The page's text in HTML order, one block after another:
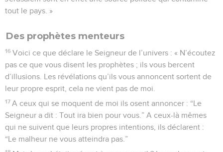
tout le pays. »
Des prophètes menteurs
16 Voici ce que déclare le Seigneur de l’univers : « N’écoutez
pas ce que vous disent les prophètes ; ils vous bercent
d’illusions. Les révélations qu’ils vous annoncent sortent de
leur propre esprit, cela ne vient pas de moi.
17 A ceux qui se moquent de moi ils osent annoncer : “Le
Seigneur a dit : Tout ira bien pour vous.” A ceux-là mêmes
qui ne suivent que leurs propres intentions, ils déclarent :
“Le malheur ne vous atteindra pas.”